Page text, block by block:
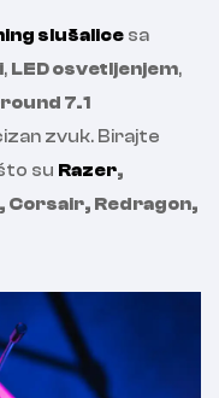
slušalice sa
, LED osvetljenjem,
7.1
zvuk. Birajte
su Razer,
Corsair, Redragon,